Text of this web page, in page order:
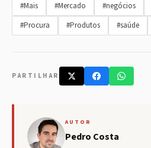
#Mais
#Mercado #negócios
#Procura
#Produtos #saúde
PARTILHAR
AUTOR
Pedro Costa